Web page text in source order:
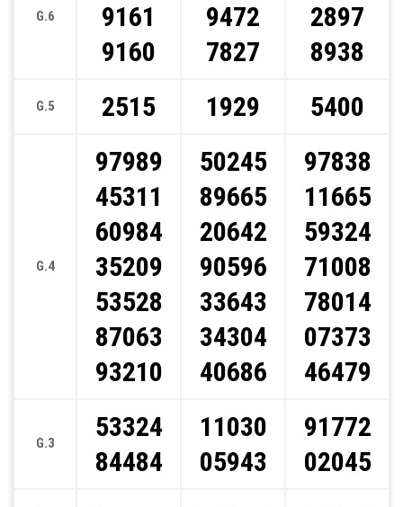
G.6
G.5
G.4
G.3
9161
9160
2515
97989
45311
60984
35209
53528
87063
93210
53324
84484
9472
7827
1929
50245
89665
20642
90596
33643
34304
40686
11030
05943
2897
8938
5400
97838
11665
59324
71008
78014
07373
46479
91772
02045